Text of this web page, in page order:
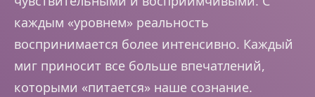
каждым «уровнем» реальность
воспринимается более интенсивно. Каждый
миг приносит все больше впечатлений,
которыми «питается» наше сознание.